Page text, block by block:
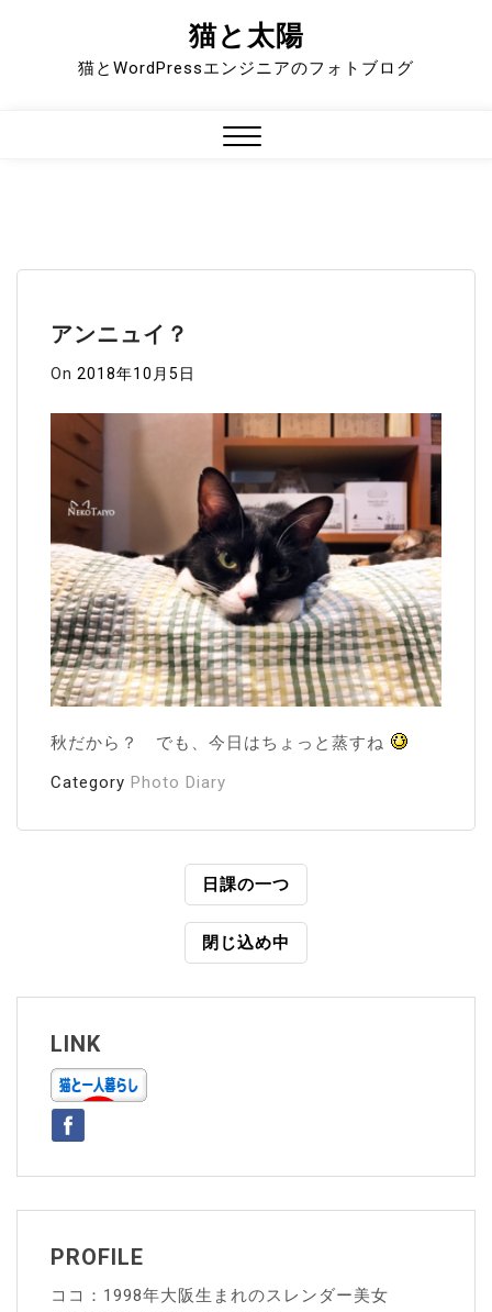
猫と太陽
猫とWordPressエンジニアのフォトブログ
アンニュイ？
On 2018年10月5日
秋だから？ でも、今日はちょっと蒸すね
Category Photo Diary
ビ
ゲ
ー
シ
ョ
ン
日課の一つ
閉じ込め中
LINK
PROFILE
ココ：1998年大阪生まれのスレンダー美女